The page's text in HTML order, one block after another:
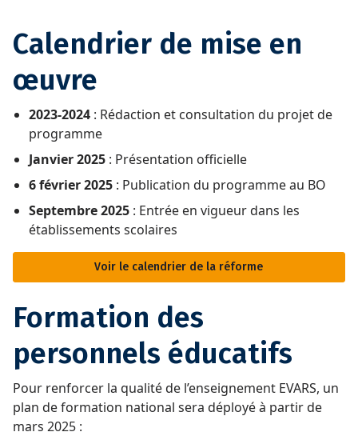
Calendrier de mise en
œuvre
2023-2024 : Rédaction et consultation du projet de
programme
Janvier 2025 : Présentation officielle
6 février 2025 : Publication du programme au BO
Septembre 2025 : Entrée en vigueur dans les
établissements scolaires
Voir le calendrier de la réforme
Formation des
personnels éducatifs
Pour renforcer la qualité de l’enseignement EVARS, un
plan de formation national sera déployé à partir de
mars 2025 :